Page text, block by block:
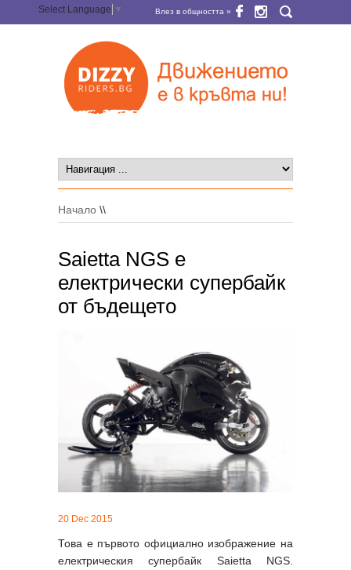
Select Language ▼ Влез в общността »
Начало \\
Saietta NGS е
електрически супербайк
от бъдещето
20 Dec 2015
Това е първото официално изображение на
електрическия супербайк Saietta NGS.